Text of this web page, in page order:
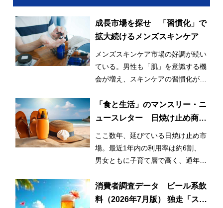
成長市場を探せ 「習慣化」で
拡大続けるメンズスキンケア
メンズスキンケア市場の好調が続い
ている。男性も「肌」を意識する機
会が増え、スキンケアの習慣化が始
「食と生活」のマンスリー・ニ
ュースレター 日焼け止め商品
の利用率が3割増！ 日常的かつ
早期化・長期化する日焼け止め
市場
ここ数年、延びている日焼け止め市
場。最近1年内の利用率は約6割、
男女ともに子育て層で高く、通年利
とつの要因となっている。
消費者調査データ ビール系飲
料（2026年7月版） 独走「スー